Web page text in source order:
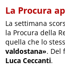
La Procura
La settimana
la Procura della
quella che lo
valdostana». Del
Luca Ceccanti.